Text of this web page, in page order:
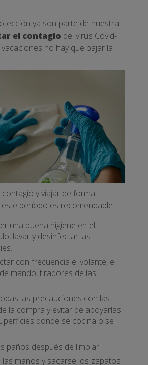
ya son parte de nuestra
el contagio del virus Covid-
vacaciones no hay que bajar la
y viajar de forma
período es recomendable:
una buena higiene en el
lavar y desinfectar las
con frecuencia el volante, el
mando, tiradores de las
las precauciones con las
la compra y evitar de apoyarlas
donde se cocina o se
paños después de limpiar.
las manos y sacarse los zapatos